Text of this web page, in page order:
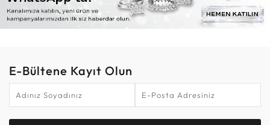
E-Bültene Kayıt Olun